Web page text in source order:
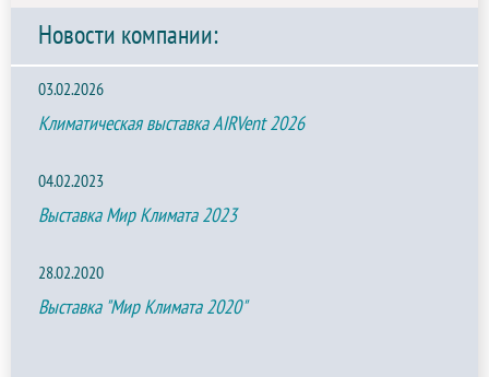
Новости компании:
03.02.2026
Климатическая выставка AIRVent 2026
04.02.2023
Выставка Мир Климата 2023
28.02.2020
Выставка "Мир Климата 2020"